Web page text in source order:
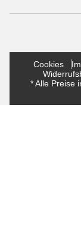
Cookies
* Alle Preise